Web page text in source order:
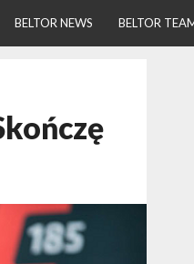
BELTOR NEWS BELTOR